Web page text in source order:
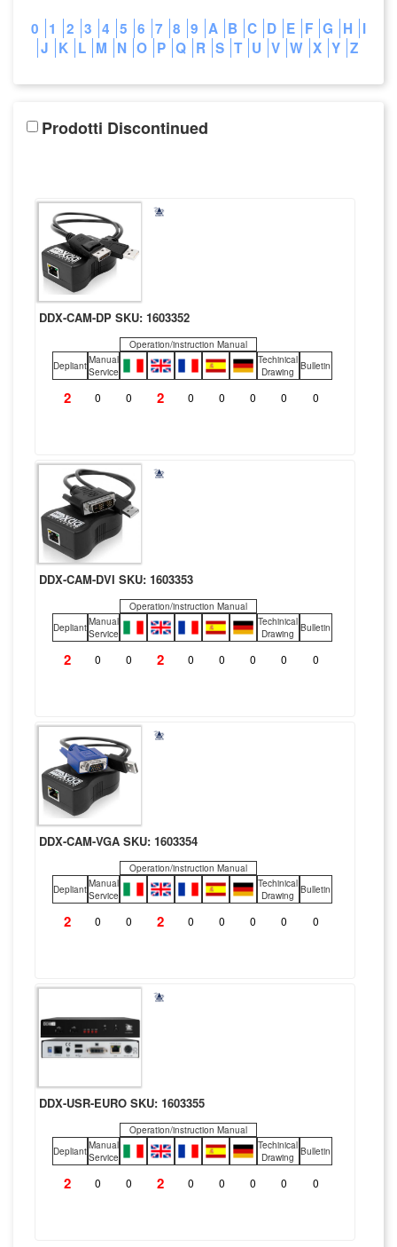
0 1 2 3 4 5 6 7 8 9 A B C D E F G H I
J K L M N O P Q R S T U V W X Y Z
Prodotti Discontinued
DDX-CAM-DP SKU: 1603352
Operation/instruction Manual
DepliantManual
Service
Techinical
Drawing Bulletin
2 0 0 2 0 0 0 0 0
DDX-CAM-DVI SKU: 1603353
Operation/instruction Manual
DepliantManual
Service
Techinical
Drawing Bulletin
2 0 0 2 0 0 0 0 0
DDX-CAM-VGA SKU: 1603354
Operation/instruction Manual
DepliantManual
Service
Techinical
Drawing Bulletin
2 0 0 2 0 0 0 0 0
DDX-USR-EURO SKU: 1603355
Operation/instruction Manual
DepliantManual
Service
Techinical
Drawing Bulletin
2 0 0 2 0 0 0 0 0